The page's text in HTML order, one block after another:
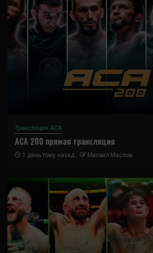
Трансляции ACA
ACA 200 прямая трансляция
1 день тому назад Михаил Маслов